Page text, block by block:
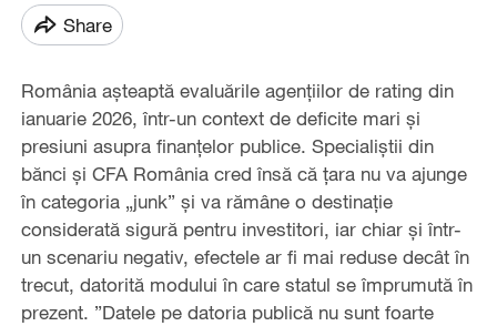
Share
România așteaptă evaluările agențiilor de rating din
ianuarie 2026, într-un context de deficite mari și
presiuni asupra finanțelor publice. Specialiștii din
bănci și CFA România cred însă că țara nu va ajunge
în categoria „junk” și va rămâne o destinație
considerată sigură pentru investitori, iar chiar și într-
un scenariu negativ, efectele ar fi mai reduse decât în
trecut, datorită modului în care statul se împrumută în
prezent. ”Datele pe datoria publică nu sunt foarte